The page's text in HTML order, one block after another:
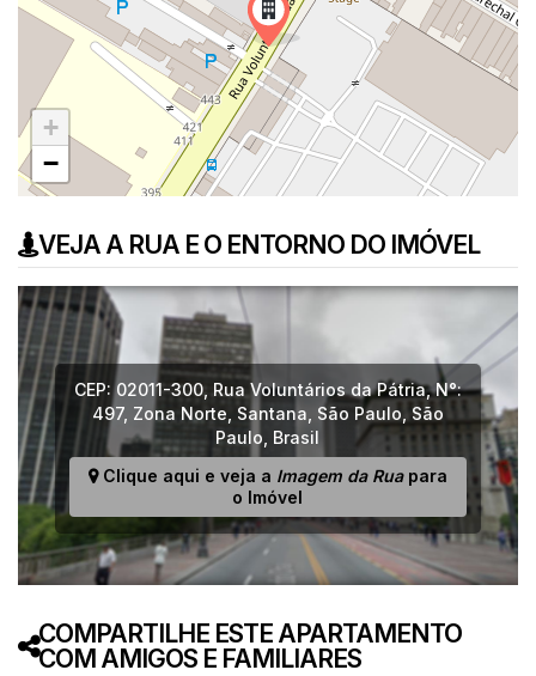
+
−
VEJA A RUA E O ENTORNO DO IMÓVEL
CEP: 02011-300, Rua Voluntários da Pátria,N°:
497, Zona Norte Santana São Paulo São
Paulo Brasil
Clique aqui e veja a Imagem da Ruapara
o Imóvel
COMPARTILHE ESTE APARTAMENTO
COM AMIGOS E FAMILIARES